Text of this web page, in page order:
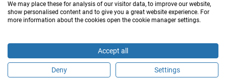
Sind Sie dieser Behandler?
We may place these for analysis of our visitor data, to improve our website,
show personalised content and to give you a great website experience. For
more information about the cookies open the cookie manager settings.
Accept all
Deny Settings